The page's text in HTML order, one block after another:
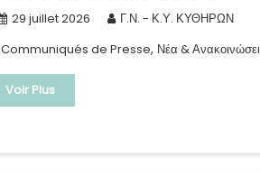
29 juillet 2026
Γ.Ν. - Κ.Υ. ΚΥΘΗΡΩΝ
Communiqués de Presse, Νέα &
Voir Plus